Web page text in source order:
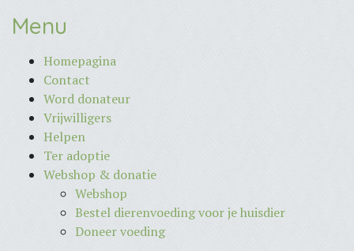
Menu
Homepagina
Contact
Word donateur
Vrijwilligers
Helpen
Ter adoptie
Webshop & donatie
Webshop
Bestel dierenvoeding voor je huisdier
Doneer voeding